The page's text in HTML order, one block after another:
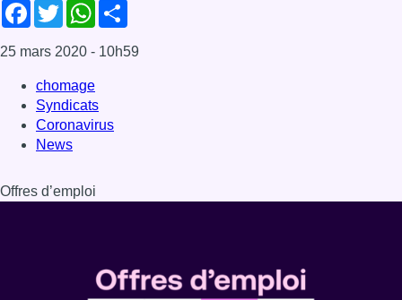
Facebook
TwitterWhatsApp
25 mars 2020 - 10h59
chomage
Syndicats
Coronavirus
News
Offres d’emploi